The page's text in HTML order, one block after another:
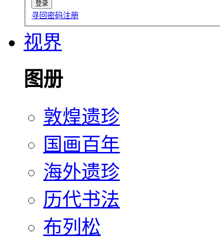
寻回密码注册
视界
图册
敦煌遗珍
国画百年
海外遗珍
历代书法
布列松